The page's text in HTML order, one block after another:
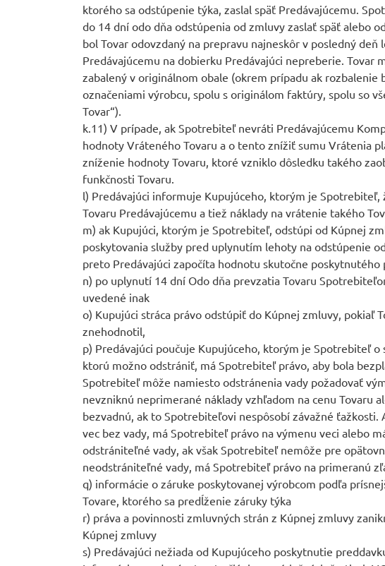
ktorého sa odstúpenie týka, zaslal späť Predávajúcemu.
do 14 dní odo dňa odstúpenia od zmluvy zaslať späť alebo
bol Tovar odovzdaný na prepravu najneskôr v posledný
Predávajúcemu na dobierku Predávajúci nepreberie.
zabalený v originálnom obale (okrem prípadu ak
označeniami výrobcu, spolu s originálom faktúry, spolu so
Tovar“).
k.11) V prípade, ak Spotrebiteľ nevráti Predávajúcemu
hodnoty Vráteného Tovaru a o tento znížiť sumu Vrátenia
zníženie hodnoty Tovaru, ktoré vzniklo dôsledku takého
funkčnosti Tovaru.
l) Predávajúci informuje Kupujúceho, ktorým je
Tovaru Predávajúcemu a tiež náklady na vrátenie takého
m) ak Kupujúci, ktorým je Spotrebiteľ, odstúpi od Kúpnej
poskytovania služby pred uplynutím lehoty na odstúpenie
preto Predávajúci započíta hodnotu skutočne
n) po uplynutí 14 dní Odo dňa prevzatia Tovaru
uvedené inak
o) Kupujúci stráca právo odstúpiť do Kúpnej zmluvy, pokiaľ
znehodnotil,
p) Predávajúci poučuje Kupujúceho, ktorým je Spotrebiteľ o
ktorú možno odstrániť, má Spotrebiteľ právo, aby bola
Spotrebiteľ môže namiesto odstránenia vady požadovať
nevzniknú neprimerané náklady vzhľadom na cenu Tovaru
bezvadnú, ak to Spotrebiteľovi nespôsobí závažné
vec bez vady, má Spotrebiteľ právo na výmenu veci alebo
odstrániteľné vady, ak však Spotrebiteľ nemôže pre
neodstrániteľné vady, má Spotrebiteľ právo na primeranú
q) informácie o záruke poskytovanej výrobcom podľa
Tovare, ktorého sa predĺženie záruky týka
r) práva a povinnosti zmluvných strán z Kúpnej zmluvy
Kúpnej zmluvy
s) Predávajúci nežiada od Kupujúceho poskytnutie